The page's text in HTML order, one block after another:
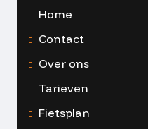
Home
Contact
Over ons
Tarieven
Fietsplan